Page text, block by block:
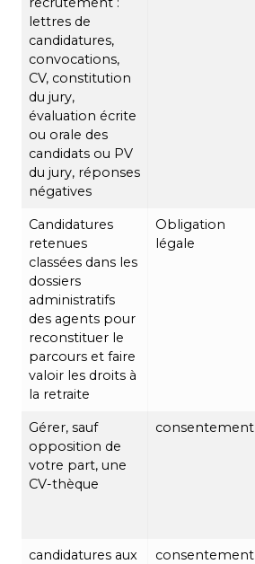
lettres de
candidatures,
convocations,
CV, constitution
du jury,
évaluation écrite
ou orale des
candidats ou PV
du jury, réponses
négatives
Candidatures
retenues
classées dans les
dossiers
administratifs
des agents pour
reconstituer le
parcours et faire
valoir les droits à
la retraite
Obligation
légale
Gérer, sauf
opposition de
votre part, une
CV-thèque
consentement
candidatures aux
consentement